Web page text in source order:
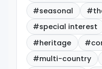
#seasonal
#special interest
#heritage
#multi-country